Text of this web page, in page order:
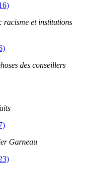
racisme et institutions
des conseillers
Garneau